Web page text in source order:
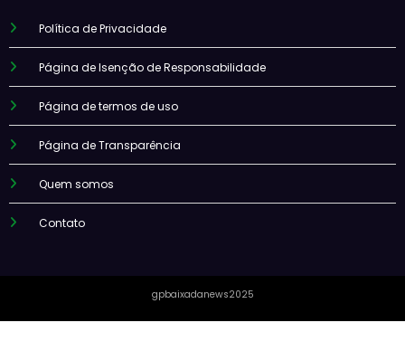
Política de Privacidade
Página de Isenção de Responsabilidade
Página de termos de uso
Página de Transparência
Quem somos
Contato
gpbaixadanews2025